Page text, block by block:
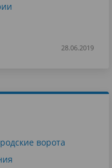
28.06.2019
ворота